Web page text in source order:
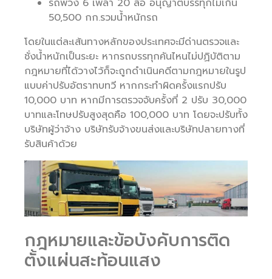
รถพ่วง 6 เพลา 20 ล้อ อนุญาตบรรทุกไม่เกิน
50,500 กก.รวมน้ำหนักรถ
โดยในแต่ละเส้นทางหลักของประเทศจะมีด่านตรวจและ
ชั่งน้ำหนักเป็นระยะ หากรถบรรทุกคันไหนไม่ปฏิบัติตาม
กฎหมายที่ได้วางไว้ก็จะถูกดำเนินคดีตามกฎหมายในรูป
แบบค่าปรับอัตราทบทวี หากกระทำผิดครั้งแรกปรับ
10,000 บาท หากมีการตรวจจับครั้งที่ 2 ปรับ 30,000
บาทและโทษปรับสูงสุดคือ 100,000 บาท โดยจะปรับทั้ง
บริษัทผู้ว่าจ้าง บริษัทรับจ้างขนส่งและบริษัทปลายทางที่
รับสินค้าด้วย
กฎหมายและข้อบังคับการติด
ตั้งแผ่นสะท้อนแสง